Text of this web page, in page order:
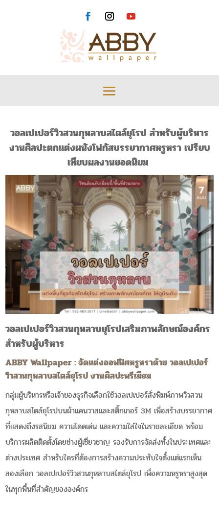
วอลเปเปอร์วิวสวนกุหลาบสไตล์ยุโรป สำหรับผู้บริหาร
งานศิลปะตกแต่งผนังโฟกัสบรรยากาศหรูหรา เปรียบ
เทียบผลงานยอดนิยม
วอลเปเปอร์วิวสวนกุหลาบยุโรปเสริมภาพลักษณ์องค์กร
สำหรับผู้บริหาร
ABBY Wallpaper : จัดแต่งออฟฟิศหรูหราด้วย วอลเปเปอร์
วิวสวนกุหลาบสไตล์ยุโรป งานศิลปะพรีเมียม
กลุ่มผู้บริหารหรือเจ้าของธุรกิจเลือกใช้วอลเปเปอร์สั่งพิมพ์ภาพวิวสวน
กุหลาบสไตล์ยุโรปบนผ้าแคนวาสและสติ๊กเกอร์ 3M เพื่อสร้างบรรยากาศ
ที่แสดงถึงรสนิยม ความโดดเด่น และความใส่ใจในรายละเอียด พร้อม
บริการผลิตติดตั้งโดยช่างผู้เชี่ยวชาญ รองรับการจัดส่งทั้งในประเทศและ
ต่างประเทศ สำหรับใครที่ต้องการสร้างความประทับใจตั้งแต่แรกเห็น
ลองเลือก วอลเปเปอร์วิวสวนกุหลาบสไตล์ยุโรป เพื่อความหรูหราสูงสุด
ในทุกพื้นที่สำคัญขององค์กร